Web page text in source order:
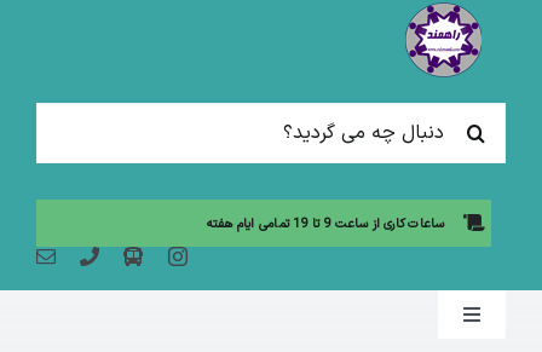
جستجو
برای:
ساعات کاری از ساعت 9 تا 19 تمامی ایام هفته
Toggle